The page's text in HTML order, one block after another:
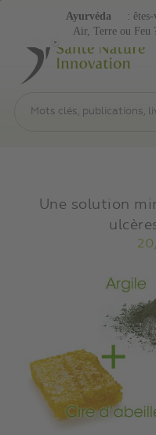
Une solution
Air, Terre ou Feu
Ayurvéda :